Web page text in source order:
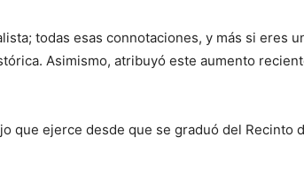
todas esas connotaciones, y más si eres
Asimismo, atribuyó este aumento
que ejerce desde que se graduó del Recinto